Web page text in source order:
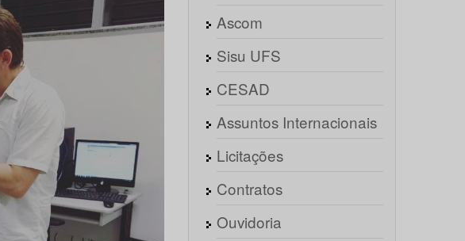
Ascom
Sisu UFS
CESAD
Assuntos Internacionais
Licitações
Contratos
Ouvidoria